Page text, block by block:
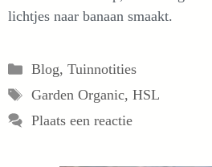
lichtjes naar banaan smaakt.
Categorieën
Blog, Tuinnotities
Tags
Garden Organic, HSL
Plaats een reactie